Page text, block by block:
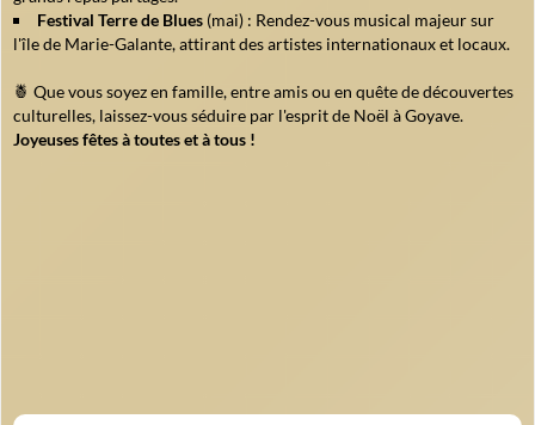
Festival Terre de Blues (mai) : Rendez-vous musical majeur sur
l'île de Marie-Galante, attirant des artistes internationaux et locaux.
🍍 Que vous soyez en famille, entre amis ou en quête de découvertes
culturelles, laissez-vous séduire par l'esprit de Noël à Goyave.
Joyeuses fêtes à toutes et à tous !